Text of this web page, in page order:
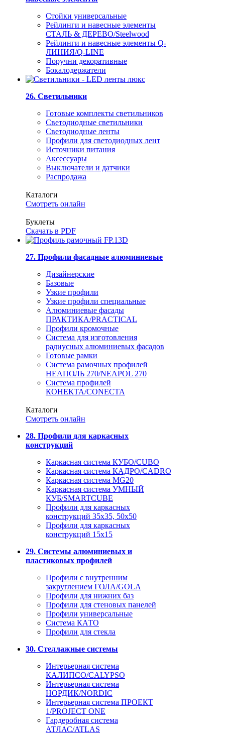
Стойки универсальные
Рейлинги и навесные элементы
СТАЛЬ & ДЕРЕВО/Steelwood
Рейлинги и навесные элементы Q-
ЛИНИЯ/Q-LINE
Поручни декоративные
Бокалодержатели
26. Светильники
Готовые комплекты светильников
Светодиодные светильники
Светодиодные ленты
Профили для светодиодных лент
Источники питания
Аксессуары
Выключатели и датчики
Распродажа
Каталоги
Смотреть онлайн
Буклеты
Скачать в PDF
27. Профили фасадные алюминиевые
Дизайнерские
Базовые
Узкие профили
Узкие профили специальные
Алюминиевые фасады
ПРАКТИКА/PRACTICAL
Профили кромочные
Система для изготовления
радиусных алюминиевых фасадов
Готовые рамки
Система рамочных профилей
НЕАПОЛЬ 270/NEAPOL 270
Система профилей
КОНЕКТА/CONECTA
Каталоги
Смотреть онлайн
28. Профили для каркасных
конструкций
Каркасная система КУБО/CUBO
Каркасная система КАДРО/CADRO
Каркасная система MG20
Каркасная система УМНЫЙ
КУБ/SMARTCUBE
Профили для каркасных
конструкций 35x35, 50x50
Профили для каркасных
конструкций 15х15
29. Системы алюминиевых и
пластиковых профилей
Профили с внутренним
закруглением ГОЛА/GOLA
Профили для нижних баз
Профили для стеновых панелей
Профили универсальные
Система КАТО
Профили для стекла
30. Стеллажные системы
Интерьерная система
КАЛИПСО/CALYPSO
Интерьерная система
НОРДИК/NORDIC
Интерьерная система ПРОЕКТ
1/PROJECT ONE
Гардеробная система
АТЛАС/ATLAS